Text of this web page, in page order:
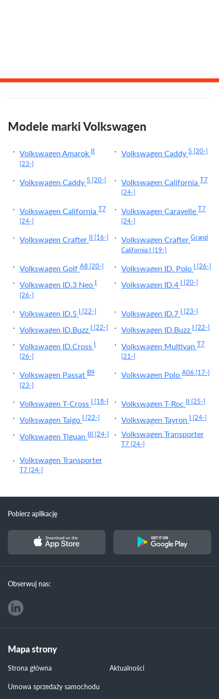
Modele marki Volkswagen
Volkswagen Amarok II
[23-]
Volkswagen Caddy 5 [20-]
Volkswagen Caddy 5 [20-] Volkswagen California T7
[24-]
Volkswagen California T7
[24-]
Volkswagen Caravelle T7
[24-]
Volkswagen Crafter II [16-] Volkswagen Crafter Grand
California I [19-]
Volkswagen Golf A8 [20-] Volkswagen ID. Polo I [26-]
Volkswagen ID.3 Neo I
[26-]
Volkswagen ID.4 I [20-]
Volkswagen ID.5 I [22-] Volkswagen ID.7 I [23-]
Volkswagen ID.Buzz I [22-] Volkswagen ID.Buzz I [22-]
Volkswagen ID.Cross I
[26-]
Volkswagen Multivan T7
[21-]
Volkswagen Passat B9
[23-]
Volkswagen Polo A06 [17-]
Volkswagen T-Cross I [18-] Volkswagen T-Roc II [25-]
Volkswagen Taigo I [22-] Volkswagen Tayron I [24-]
Volkswagen Tiguan III [24-] Volkswagen Transporter
T7 [24-]
Volkswagen Transporter
T7 [24-]
Pobierz aplikację
Obserwuj nas:
Mapa strony
Strona główna
Aktualności
Umowa sprzedaży samochodu